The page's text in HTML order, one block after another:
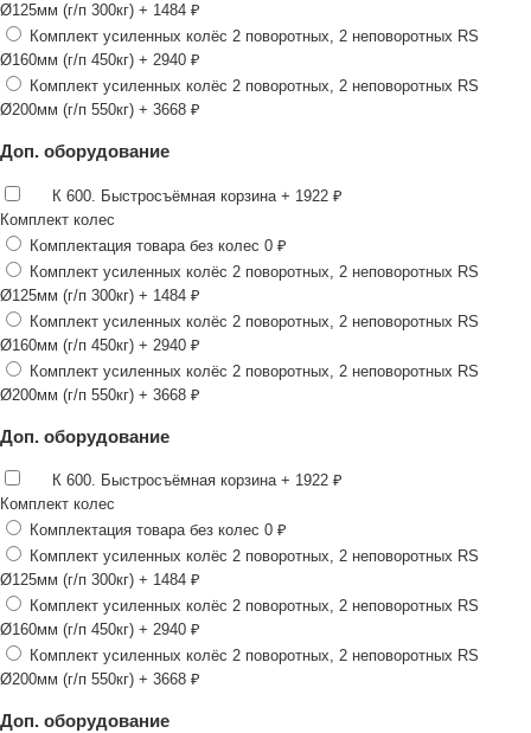
Ø125мм (г/п 300кг) + 1484 ₽
Комплект усиленных колёс 2 поворотных, 2 неповоротных RS
Ø160мм (г/п 450кг) + 2940 ₽
Комплект усиленных колёс 2 поворотных, 2 неповоротных RS
Ø200мм (г/п 550кг) + 3668 ₽
Доп. оборудование
К 600. Быстросъёмная корзина + 1922 ₽
Комплект колес
Комплектация товара без колес 0 ₽
Комплект усиленных колёс 2 поворотных, 2 неповоротных RS
Ø125мм (г/п 300кг) + 1484 ₽
Комплект усиленных колёс 2 поворотных, 2 неповоротных RS
Ø160мм (г/п 450кг) + 2940 ₽
Комплект усиленных колёс 2 поворотных, 2 неповоротных RS
Ø200мм (г/п 550кг) + 3668 ₽
Доп. оборудование
К 600. Быстросъёмная корзина + 1922 ₽
Комплект колес
Комплектация товара без колес 0 ₽
Комплект усиленных колёс 2 поворотных, 2 неповоротных RS
Ø125мм (г/п 300кг) + 1484 ₽
Комплект усиленных колёс 2 поворотных, 2 неповоротных RS
Ø160мм (г/п 450кг) + 2940 ₽
Комплект усиленных колёс 2 поворотных, 2 неповоротных RS
Ø200мм (г/п 550кг) + 3668 ₽
Доп. оборудование